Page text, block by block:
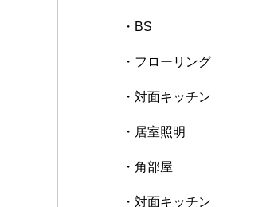
・BS
・フローリング
・対面キッチン
・居室照明
・角部屋
・対面キッチン